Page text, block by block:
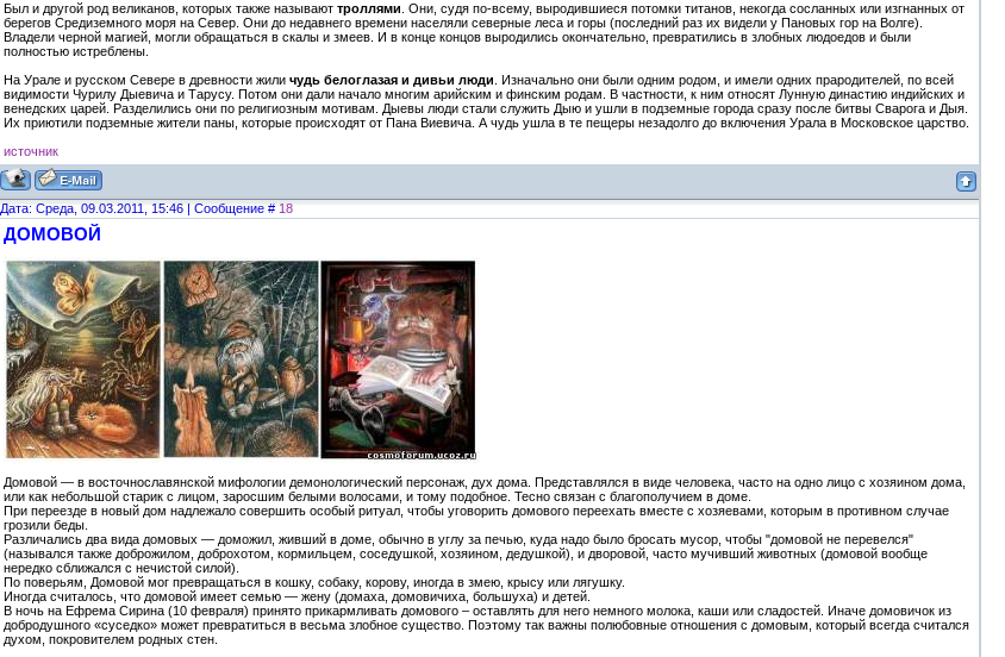
Был и другой род великанов, которых также называют троллями . Они, судя по-всему, выродившиеся потомки титанов, некогда сосланных или изгнанных от
берегов Средиземного моря на Север. Они до недавнего времени населяли северные леса и горы (последний раз их видели у Пановых гор на Волге).
Владели черной магией, могли обращаться в скалы и змеев. И в конце концов выродились окончательно, превратились в злобных людоедов и были
полностью истреблены.
На Урале и русском Севере в древности жили чудь белоглазая и дивьи люди . Изначально они были одним родом, и имели одних прародителей, по всей
видимости Чурилу Дыевича и Тарусу. Потом они дали начало многим арийским и финским родам. В частности, к ним относят Лунную династию индийских и
венедских царей. Разделились они по религиозным мотивам. Дыевы люди стали служить Дыю и ушли в подземные города сразу после битвы Сварога и Дыя.
Их приютили подземные жители паны, которые происходят от Пана Виевича. А чудь ушла в те пещеры незадолго до включения Урала в Московское царство.
источник
Дата: Среда, 09.03.2011, 15:46 | Сообщение # 18
ДОМОВОЙ
Домовой — в восточнославянской мифологии демонологический персонаж, дух дома. Представлялся в виде человека, часто на одно лицо с хозяином дома,
или как небольшой старик с лицом, заросшим белыми волосами, и тому подобное. Тесно связан с благополучием в доме.
При переезде в новый дом надлежало совершить особый ритуал, чтобы уговорить домового переехать вместе с хозяевами, которым в противном случае
грозили беды.
Различались два вида домовых — доможил, живший в доме, обычно в углу за печью, куда надо было бросать мусор, чтобы "домовой не перевелся"
(назывался также доброжилом, доброхотом, кормильцем, соседушкой, хозяином, дедушкой), и дворовой, часто мучивший животных (домовой вообще
нередко сближался с нечистой силой).
По поверьям, Домовой мог превращаться в кошку, собаку, корову, иногда в змею, крысу или лягушку.
Иногда считалось, что домовой имеет семью — жену (домаха, домовичиха, большуха) и детей.
В ночь на Ефрема Сирина (10 февраля) принято прикармливать домового – оставлять для него немного молока, каши или сладостей. Иначе домовичок из
добродушного «суседко» может превратиться в весьма злобное существо. Поэтому так важны полюбовные отношения с домовым, который всегда считался
духом, покровителем родных стен.